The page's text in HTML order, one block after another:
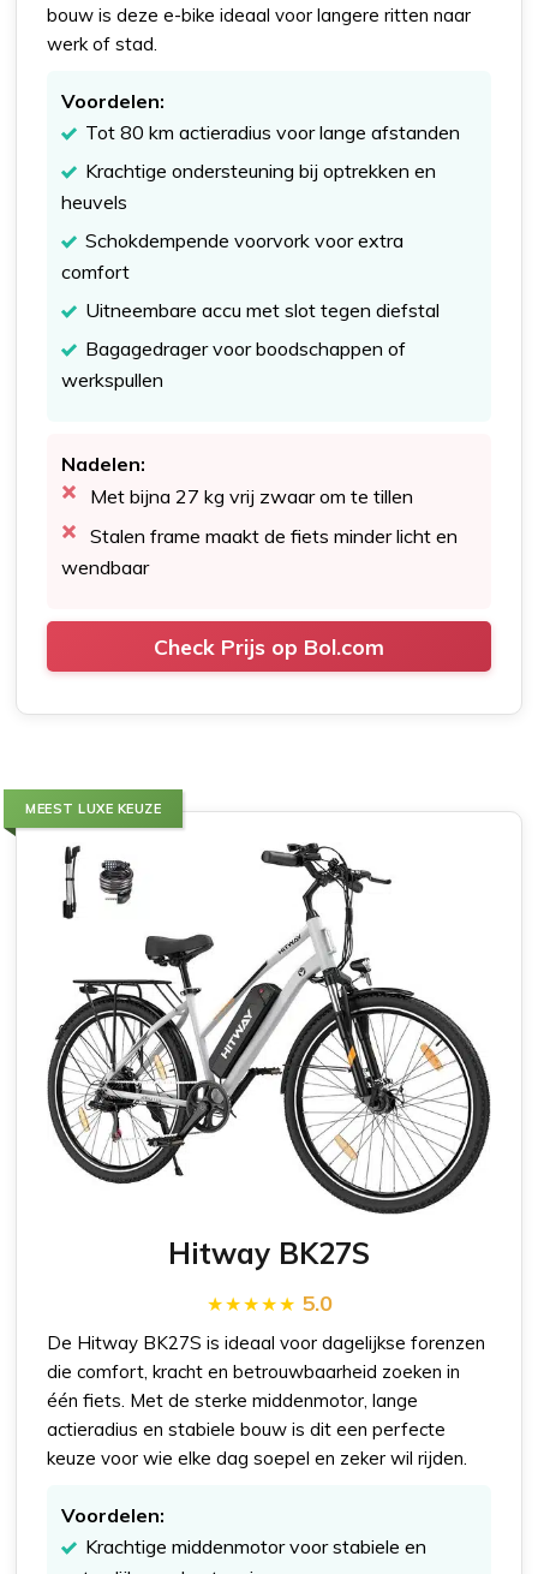
bouw is deze e-bike ideaal voor langere ritten naar
werk of stad.
Voordelen:
Tot 80 km actieradius voor lange afstanden
Krachtige ondersteuning bij optrekken en
heuvels
Schokdempende voorvork voor extra
comfort
Uitneembare accu met slot tegen diefstal
Bagagedrager voor boodschappen of
werkspullen
Nadelen:
Met bijna 27 kg vrij zwaar om te tillen
Stalen frame maakt de fiets minder licht en
wendbaar
Check Prijs op Bol.com
MEEST LUXE KEUZE
Hitway BK27S
5.0
De Hitway BK27S is ideaal voor dagelijkse forenzen
die comfort, kracht en betrouwbaarheid zoeken in
één fiets. Met de sterke middenmotor, lange
actieradius en stabiele bouw is dit een perfecte
keuze voor wie elke dag soepel en zeker wil rijden.
Voordelen:
Krachtige middenmotor voor stabiele en